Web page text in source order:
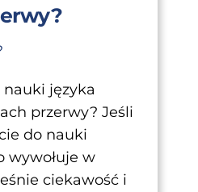
języka
przerwy? Jeśli
do nauki
wywołuje w
ciekawość i